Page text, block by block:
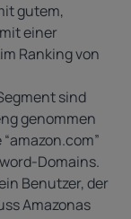
gutem,
einer
Ranking von
sind
genommen
Domains.
Benutzer, der
Amazonas